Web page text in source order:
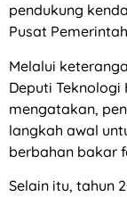
pendukung
Pusat
Melalui
Deputi Teknologi
mengatakan,
langkah awal
berbahan bakar
Selain itu, tahun